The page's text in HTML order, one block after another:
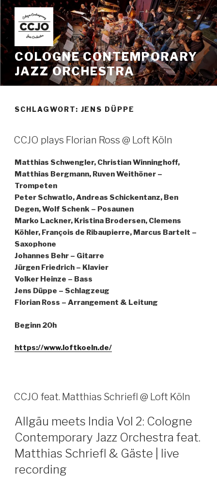
Zum
Inhalt
springen
COLOGNE CONTEMPORARY
JAZZ ORCHESTRA
SCHLAGWORT: JENS DÜPPE
CCJO plays Florian Ross @ Loft Köln
Matthias Schwengler, Christian Winninghoff,
Matthias Bergmann, Ruven Weithöner –
Trompeten
Peter Schwatlo, Andreas Schickentanz, Ben
Degen, Wolf Schenk – Posaunen
Marko Lackner, Kristina Brodersen, Clemens
Köhler, François de Ribaupierre, Marcus Bartelt –
Saxophone
Johannes Behr – Gitarre
Jürgen Friedrich – Klavier
Volker Heinze – Bass
Jens Düppe – Schlagzeug
Florian Ross – Arrangement & Leitung
Beginn 20h
https://www.loftkoeln.de/
CCJO feat. Matthias Schriefl @ Loft Köln
Allgäu meets India Vol 2: Cologne
Contemporary Jazz Orchestra feat.
Matthias Schriefl & Gäste | live
recording